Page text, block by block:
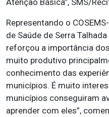
Representando o
de Saúde de Serra
reforçou a importância
muito produtivo
conhecimento das
municípios. É muito
municípios conseguiram
aprender com eles”,